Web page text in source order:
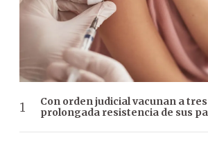
Con orden judicial vacunan a
prolongada resistencia de sus